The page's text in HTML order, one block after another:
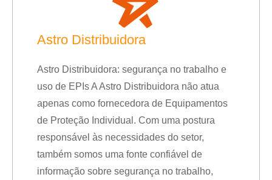
Astro Distribuidora
Astro Distribuidora: segurança no trabalho e
uso de EPIs A Astro Distribuidora não atua
apenas como fornecedora de Equipamentos
de Proteção Individual. Com uma postura
responsável às necessidades do setor,
também somos uma fonte confiável de
informação sobre segurança no trabalho,